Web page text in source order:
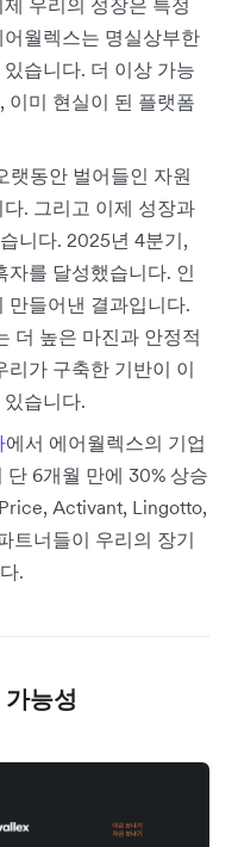
월렉스는 명실상부한
습니다. 더 이상 가능
이미 현실이 된 플랫폼
랫동안 벌어들인 자원
. 그리고 이제 성장과
니다. 2025년 4분기,
자를 달성했습니다. 인
만들어낸 결과입니다.
더 높은 마진과 안정적
리가 구축한 기반이 이
습니다.
에서 에어월렉스의 기업
6개월 만에 30% 상승
Activant, Lingotto,
트너들이 우리의 장기
.
능성